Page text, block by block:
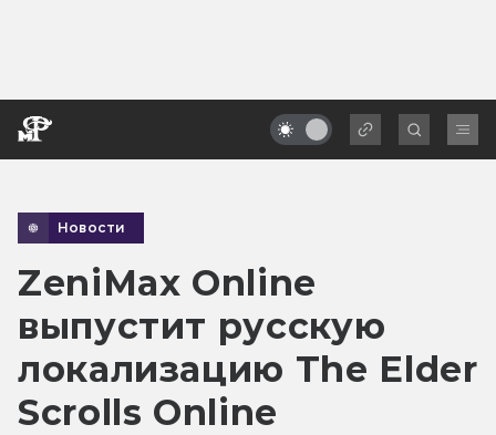
Новости
ZeniMax Online
выпустит русскую
локализацию The Elder
Scrolls Online